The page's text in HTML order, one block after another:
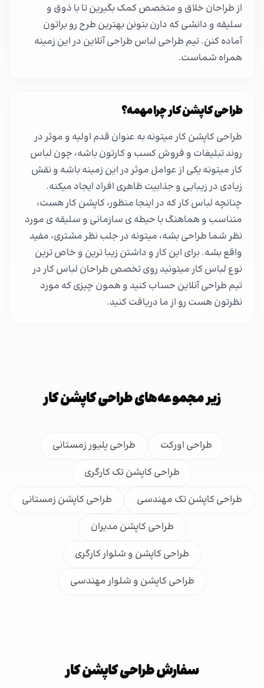
از طراحان خلاق و متخصص کمک بگیرین تا با ذوق و
سليقه و دانشی که دارن بتونن بهترین طرح رو براتون
آماده کنن. تیم طراحی لباس طراحی آنلاین در این زمینه
همراه شماست.
طراحی کاپشن کار چرا مهمه؟
طراحی کاپشن کار میتونه به عنوان قدم اولیه و موثر در
روند تبلیغات و فروش کسب و کارتون باشه، چون لباس
کار میتونه یکی از عوامل موثر در این زمینه باشه و نقش
زیادی در زیبایی و جذابیت ظاهری افراد ایجاد میکنه.
چنانچه لباس کار که در اینجا منظور، کاپشن کار هست،
متناسب و هماهنگ با حیطه ی سازمانی و سلیقه ی مورد
نظر شما طراحی بشه، میتونه در جلب نظر مشتری، مفید
واقع بشه. برای این کار و داشتن زیبا ترین و خاص ترین
نوع لباس کار میتونید روی تخصص طراحان لباس کار در
تیم طراحی آنلاین حساب کنید و همون چیزی که مورد
نظرتون هست رو از ما دریافت کنید.
زیر مجموعه‌های طراحی کاپشن کار
طراحی اورکت
طراحی پلیور زمستانی
طراحی کاپشن تک کارگری
طراحی کاپشن تک مهندسی
طراحی کاپشن زمستانی
طراحی کاپشن مدیران
طراحی کاپشن و شلوار کارگری
طراحی کاپشن و شلوار مهندسی
سفارش طراحی کاپشن کار